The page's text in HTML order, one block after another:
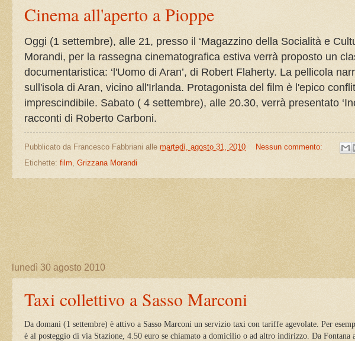
Cinema all'aperto a Pioppe
Oggi (1 settembre), alle 21, presso il ‘Magazzino della Socialità e
Morandi, per la rassegna cinematografica estiva verrà proposto un
documentaristica: ‘l'Uomo di Aran’, di Robert Flaherty. La pellicola
sull'isola di Aran, vicino all'Irlanda. Protagonista del film è l'epico
imprescindibile. Sabato ( 4 settembre), alle 20.30, verrà presentato
racconti di Roberto Carboni.
Pubblicato da Francesco Fabbriani alle martedì, agosto 31, 2010
Nessun commento:
Etichette: film, Grizzana Morandi
lunedì 30 agosto 2010
Taxi collettivo a Sasso Marconi
Da domani (1 settembre) è attivo a Sasso Marconi un servizio taxi con tariffe agevolate. Per
è al posteggio di via Stazione, 4.50 euro se chiamato a domicilio o ad altro indirizzo. Da Fontana